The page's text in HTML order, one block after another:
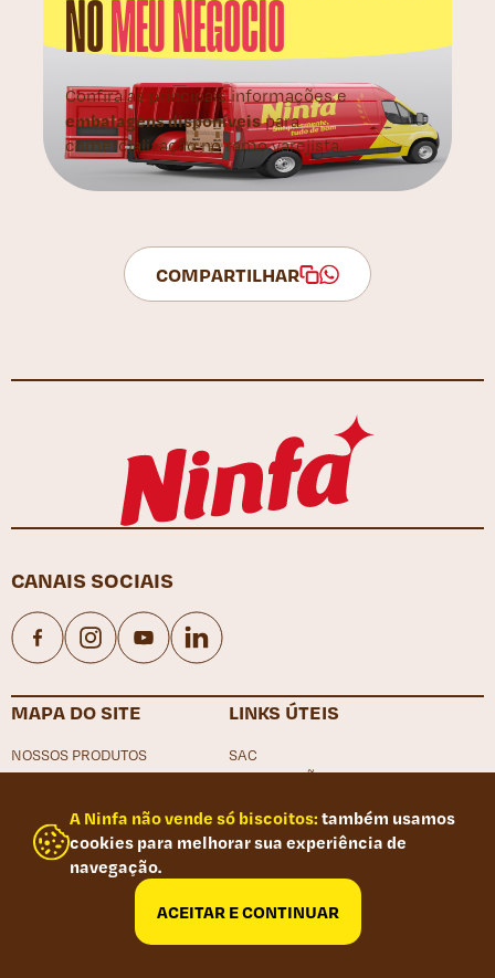
NOMEU NEGÓCIO
Confira as principais informações e
embalagens disponíveispara
comercialização no ramo varejista.
COMPARTILHAR
CANAIS SOCIAIS
MAPA DO SITE
NOSSOS PRODUTOS
NOSSAS RECEITAS
NINFA
CONTATO
LINKS ÚTEIS
SAC
LOCALIZAÇÃO
CANAL DE DENÚNCIA
POLÍTICA DE PRIVACIDADE
RELATÓRIO DE IGUALDADE SALARIAL
A Ninfa não vende só biscoitos: também usamos
cookies para melhorar sua experiência de
navegação.
ACEITAR E CONTINUAR